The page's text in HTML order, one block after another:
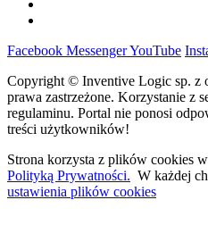
Facebook MessengerYouTube
Copyright © Inventive Logic sp. z
prawa zastrzeżone. Korzystanie z
regulaminu. Portal nie ponosi
treści użytkowników!
Strona korzysta z plików cookies
Polityką Prywatności. W każdej
ustawienia plików cookies